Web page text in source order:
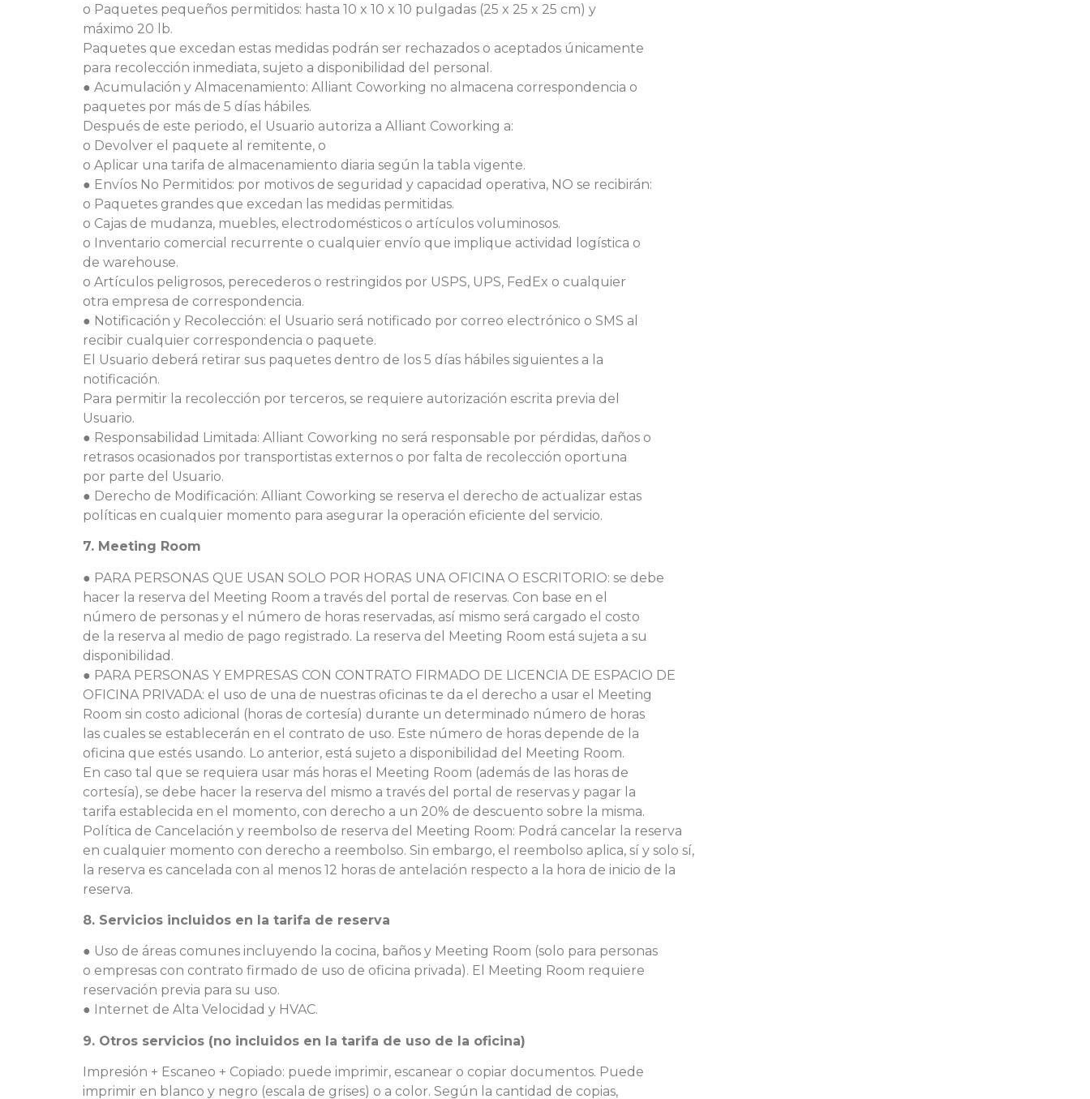
o Paquetes pequeños permitidos: hasta 10 x 10 x 10 pulgadas (25 x 25 x 25 cm) y
máximo 20 lb.
Paquetes que excedan estas medidas podrán ser rechazados o aceptados únicamente
para recolección inmediata, sujeto a disponibilidad del personal.
● Acumulación y Almacenamiento: Alliant Coworking no almacena correspondencia o
paquetes por más de 5 días hábiles.
Después de este periodo, el Usuario autoriza a Alliant Coworking a:
o Devolver el paquete al remitente, o
o Aplicar una tarifa de almacenamiento diaria según la tabla vigente.
● Envíos No Permitidos: por motivos de seguridad y capacidad operativa, NO se recibirán:
o Paquetes grandes que excedan las medidas permitidas.
o Cajas de mudanza, muebles, electrodomésticos o artículos voluminosos.
o Inventario comercial recurrente o cualquier envío que implique actividad logística o
de warehouse.
o Artículos peligrosos, perecederos o restringidos por USPS, UPS, FedEx o cualquier
otra empresa de correspondencia.
● Notificación y Recolección: el Usuario será notificado por correo electrónico o SMS al
recibir cualquier correspondencia o paquete.
El Usuario deberá retirar sus paquetes dentro de los 5 días hábiles siguientes a la
notificación.
Para permitir la recolección por terceros, se requiere autorización escrita previa del
Usuario.
● Responsabilidad Limitada: Alliant Coworking no será responsable por pérdidas, daños o
retrasos ocasionados por transportistas externos o por falta de recolección oportuna
por parte del Usuario.
● Derecho de Modificación: Alliant Coworking se reserva el derecho de actualizar estas
políticas en cualquier momento para asegurar la operación eficiente del servicio.
7. Meeting Room
● PARA PERSONAS QUE USAN SOLO POR HORAS UNA OFICINA O ESCRITORIO: se debe
hacer la reserva del Meeting Room a través del portal de reservas. Con base en el
número de personas y el número de horas reservadas, así mismo será cargado el costo
de la reserva al medio de pago registrado. La reserva del Meeting Room está sujeta a su
disponibilidad.
● PARA PERSONAS Y EMPRESAS CON CONTRATO FIRMADO DE LICENCIA DE ESPACIO DE
OFICINA PRIVADA: el uso de una de nuestras oficinas te da el derecho a usar el Meeting
Room sin costo adicional (horas de cortesía) durante un determinado número de horas
las cuales se establecerán en el contrato de uso. Este número de horas depende de la
oficina que estés usando. Lo anterior, está sujeto a disponibilidad del Meeting Room.
En caso tal que se requiera usar más horas el Meeting Room (además de las horas de
cortesía), se debe hacer la reserva del mismo a través del portal de reservas y pagar la
tarifa establecida en el momento, con derecho a un 20% de descuento sobre la misma.
Política de Cancelación y reembolso de reserva del Meeting Room: Podrá cancelar la reserva
en cualquier momento con derecho a reembolso. Sin embargo, el reembolso aplica, sí y solo sí,
la reserva es cancelada con al menos 12 horas de antelación respecto a la hora de inicio de la
reserva.
8. Servicios incluidos en la tarifa de reserva
● Uso de áreas comunes incluyendo la cocina, baños y Meeting Room (solo para personas
o empresas con contrato firmado de uso de oficina privada). El Meeting Room requiere
reservación previa para su uso.
● Internet de Alta Velocidad y HVAC.
9. Otros servicios (no incluidos en la tarifa de uso de la oficina)
Impresión + Escaneo + Copiado: puede imprimir, escanear o copiar documentos. Puede
imprimir en blanco y negro (escala de grises) o a color. Según la cantidad de copias,